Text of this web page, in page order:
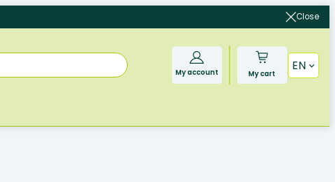
Close
My account My cart
EN